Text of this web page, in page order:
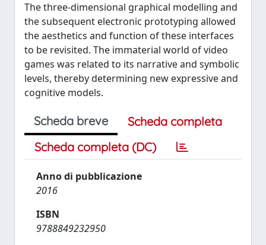
The three-dimensional graphical modelling and
the subsequent electronic prototyping allowed
the aesthetics and function of these interfaces
to be revisited. The immaterial world of video
games was related to its narrative and symbolic
levels, thereby determining new expressive and
cognitive models.
Scheda breve
Scheda completa
Scheda completa (DC)
Anno di pubblicazione
2016
ISBN
9788849232950